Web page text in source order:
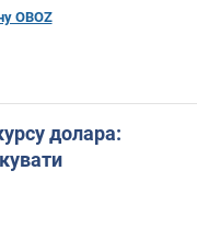
OBOZ
долара: